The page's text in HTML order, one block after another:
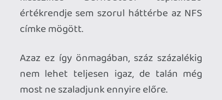
metropoliszok nevezetes helyszíneit -
cserébe összerántja mindazt, amit a
Need For Speed epizódok városaiban, és
helyszíneiben szerettük. Bő lére
eresztett narratívára, akciófilmes
sztorivonalra talán jobb, ha nem is
számítunk. A kezünket ezúttal Fairhaven